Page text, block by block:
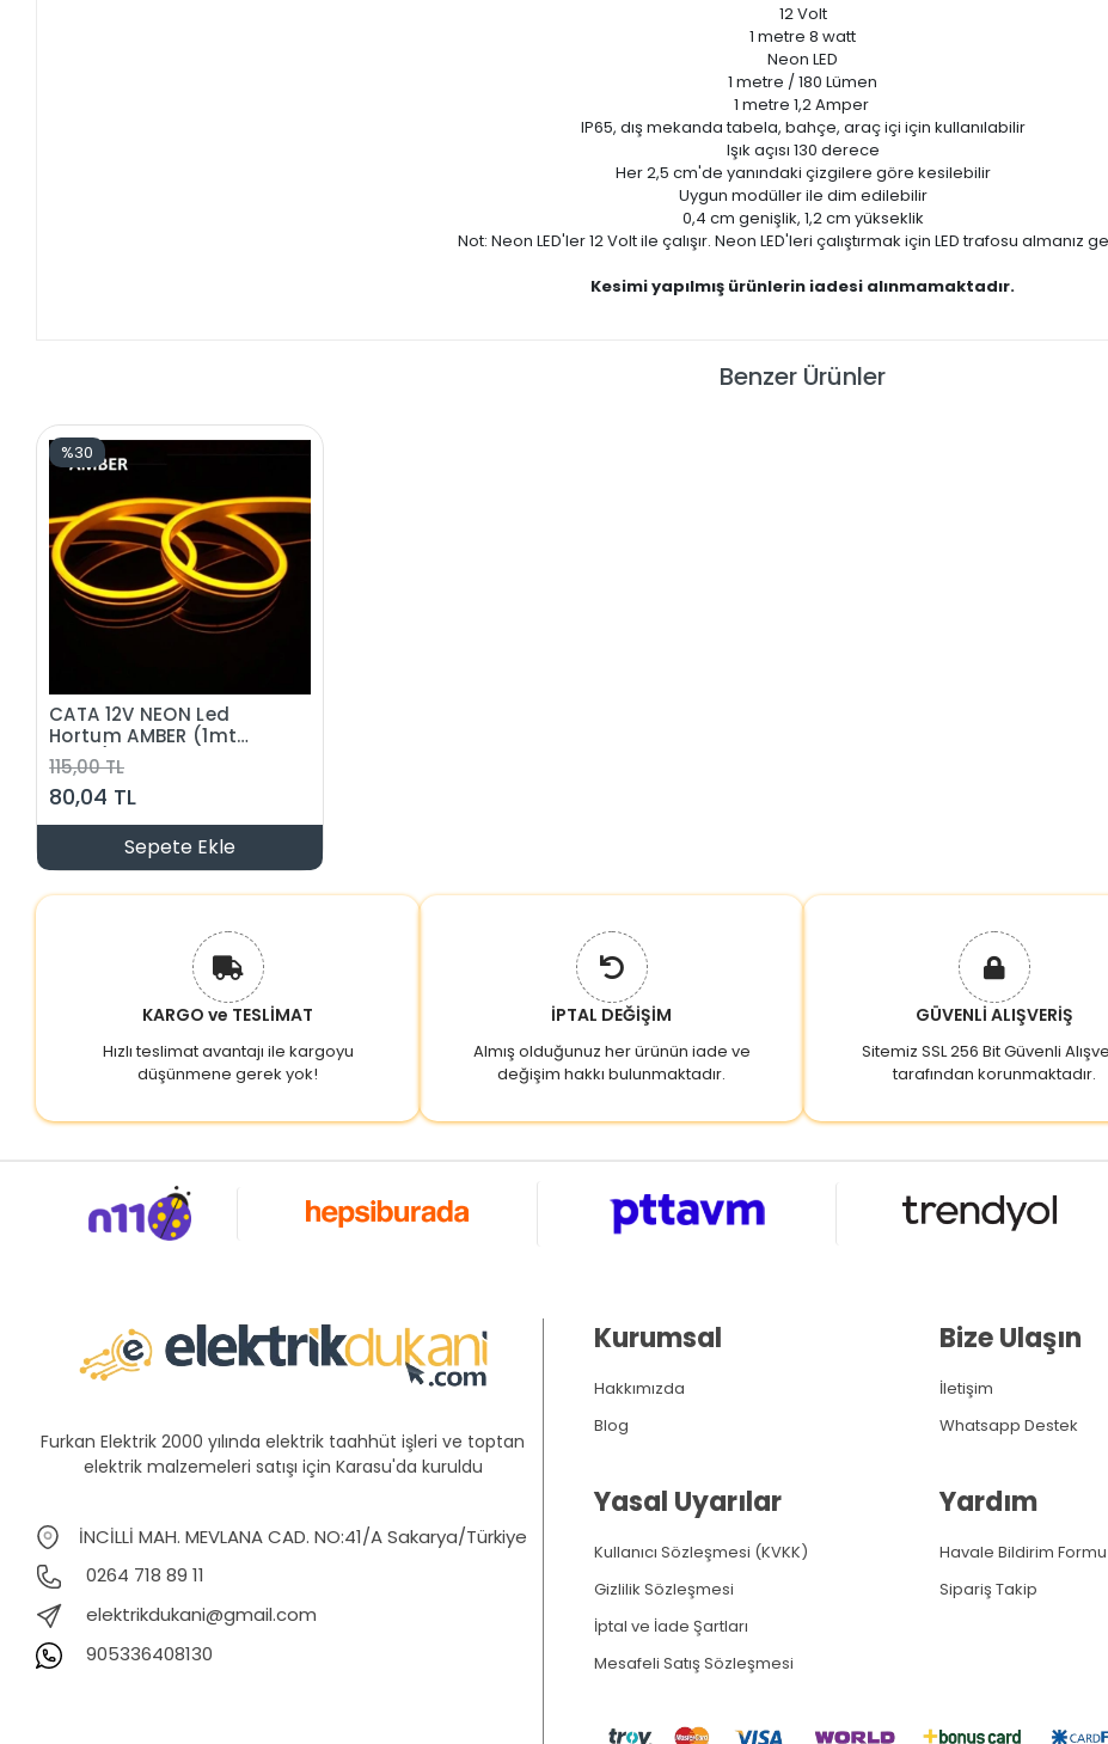
12 Volt
1 metre 8 watt
Neon LED
1 metre / 180 Lümen
1 metre 1,2 Amper
IP65, dış mekanda tabela, bahçe, araç içi için kullanılabilir
Işık açısı 130 derece
Her 2,5 cm'de yanındaki çizgilere göre kesilebilir
Uygun modüller ile dim edilebilir
0,4 cm genişlik, 1,2 cm yükseklik
Not: Neon LED'ler 12 Volt ile çalışır. Neon LED'leri çalıştırmak için LED trafosu almanız
Kesimi yapılmış ürünlerin iadesi alınmamaktadır.
Benzer Ürünler
%30
CATA 12V NEON Led
Hortum AMBER (1mt
Fiyatı) Pk. 50Mt
115,00 TL
80,04 TL
Sepete Ekle
KARGO ve TESLİMAT
Hızlı teslimat avantajı ile kargoyu
düşünmene gerek yok!
İPTAL DEĞİŞİM
Almış olduğunuz her ürünün iade ve
değişim hakkı bulunmaktadır.
GÜVENLİ ALIŞVERİŞ
Sitemiz SSL 256 Bit Güvenli
tarafından korunmaktadır.
Furkan Elektrik 2000 yılında elektrik taahhüt işleri ve toptan
elektrik malzemeleri satışı için Karasu'da kuruldu
İNCİLLİ MAH. MEVLANA CAD. NO:41/A Sakarya/Türkiye
0264 718 89 11
elektrikdukani@gmail.com
905336408130
Kurumsal
Hakkımızda
Blog
Yasal Uyarılar
Kullanıcı Sözleşmesi (KVKK)
Gizlilik Sözleşmesi
İptal ve İade Şartları
Mesafeli Satış Sözleşmesi
Bize Ulaşın
İletişim
Whatsapp Destek
Yardım
Havale Bildirim Formu
Sipariş Takip